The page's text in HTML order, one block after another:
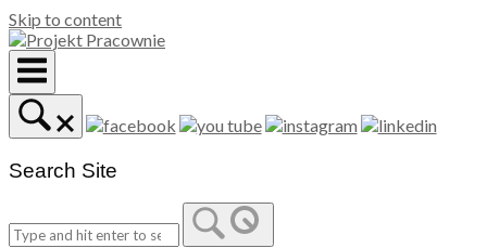
Skip to content
Search Site